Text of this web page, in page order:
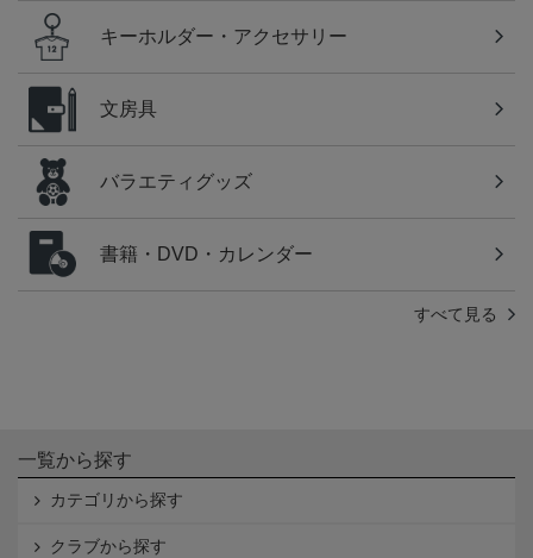
キーホルダー・アクセサリー
文房具
バラエティグッズ
書籍・DVD・カレンダー
すべて見る
一覧から探す
カテゴリから探す
クラブから探す